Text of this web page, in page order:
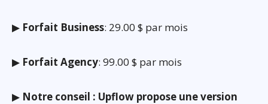
▶ Forfait Business: 29.00 $ par mois
▶ Forfait Agency: 99.00 $ par mois
▶ Notre conseil : Upflow propose une version